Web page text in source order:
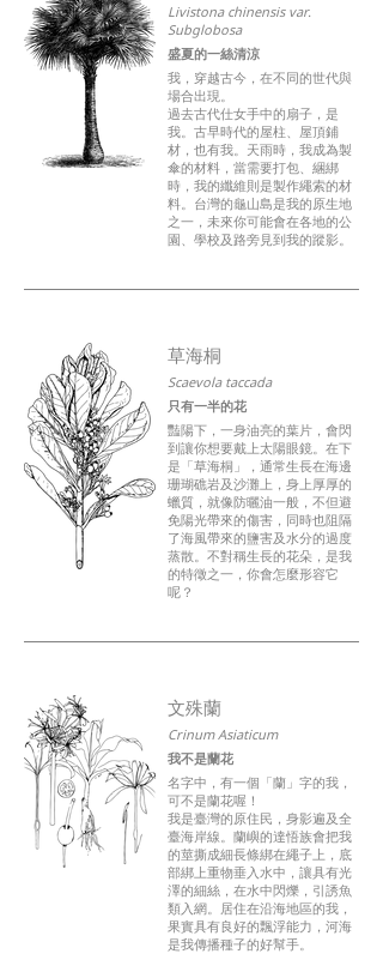
Livistona chinensis var.
Subglobosa
盛夏的一絲清涼
我，穿越古今，在不同的世代與
場合出現。
過去古代仕女手中的扇子，是
我。古早時代的屋柱、屋頂鋪
材，也有我。天雨時，我成為製
傘的材料，當需要打包、綑綁
時，我的纖維則是製作繩索的材
料。台灣的龜山島是我的原生地
之一，未來你可能會在各地的公
園、學校及路旁見到我的蹤影。
草海桐
Scaevola taccada
只有一半的花
豔陽下，一身油亮的葉片，會閃
到讓你想要戴上太陽眼鏡。在下
是「草海桐」，通常生長在海邊
珊瑚礁岩及沙灘上，身上厚厚的
蠟質，就像防曬油一般，不但避
免陽光帶來的傷害，同時也阻隔
了海風帶來的鹽害及水分的過度
蒸散。不對稱生長的花朵，是我
的特徵之一，你會怎麼形容它
呢？
文殊蘭
Crinum Asiaticum
我不是蘭花
名字中，有一個「蘭」字的我，
可不是蘭花喔！
我是臺灣的原住民，身影遍及全
臺海岸線。蘭嶼的達悟族會把我
的莖撕成細長條綁在繩子上，底
部綁上重物垂入水中，讓具有光
澤的細絲，在水中閃爍，引誘魚
類入網。居住在沿海地區的我，
果實具有良好的飄浮能力，河海
是我傳播種子的好幫手。